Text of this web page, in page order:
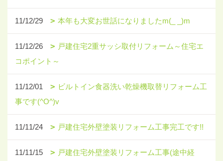
11/12/29 本年も大変お世話になりましたm(_ _)m
11/12/26
戸建住宅2重サッシ取付リフォーム～住宅エ
コポイント～
11/12/01
ビルトイン食器洗い乾燥機取替リフォーム工
事です(^O^)v
11/11/24 戸建住宅外壁塗装リフォーム工事完工です!!
11/11/15
戸建住宅外壁塗装リフォーム工事(途中経